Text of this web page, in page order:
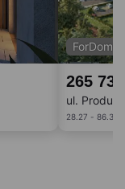
ForDom
265
ul.